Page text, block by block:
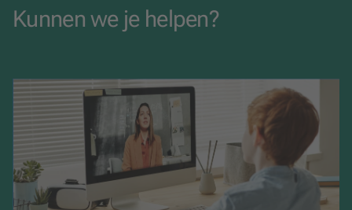
Uitgavevorm Boek
Aantal pagina's 80
Kunnen we je helpen?